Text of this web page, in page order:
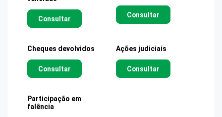
Consultar Consultar
Cheques devolvidos
Consultar
Ações judiciais
Consultar
Participação em
falência